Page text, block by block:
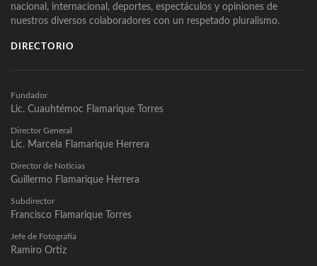
nacional, internacional, deportes, espectáculos y opiniones de
nuestros diversos colaboradores con un respetado pluralismo.
DIRECTORIO
Fundador
Lic. Cuauhtémoc Flamarique Torres
Director General
Lic. Marcela Flamarique Herrera
Director de Noticias
Guillermo Flamarique Herrera
Subdirector
Francisco Flamarique Torres
Jefe de Fotografía
Ramiro Ortíz